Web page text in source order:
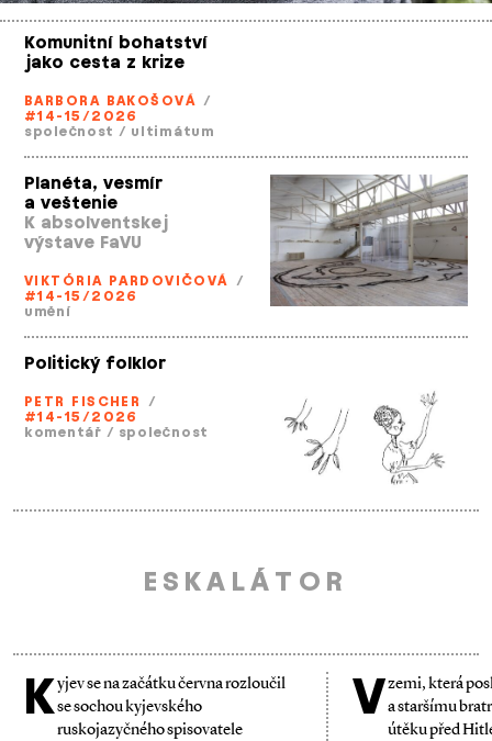
Komunitní bohatství
jako cesta z krize
BARBORA BAKOŠOVÁ /
#14-15/2026
společnost / ultimátum
Planéta, vesmír
a veštenie
K absolventskej
výstave FaVU
VIKTÓRIA PARDOVIČOVÁ /
#14-15/2026
umění
Politický folklor
PETR FISCHER /
#14-15/2026
komentář / společnost
ESKALÁTOR
K
yjev se na začátku června rozloučil
se so­­chou kyjevského
ruskojazyčného spisovatele
V
zemi, která
a staršímu
útěku před